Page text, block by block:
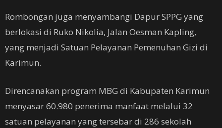
Rombongan juga menyambangi Dapur SPPG yang
berlokasi di Ruko Nikolia, Jalan Oesman Kapling,
yang menjadi Satuan Pelayanan Pemenuhan Gizi di
Karimun.
Direncanakan program MBG di Kabupaten Karimun
menyasar 60.980 penerima manfaat melalui 32
satuan pelayanan yang tersebar di 286 sekolah